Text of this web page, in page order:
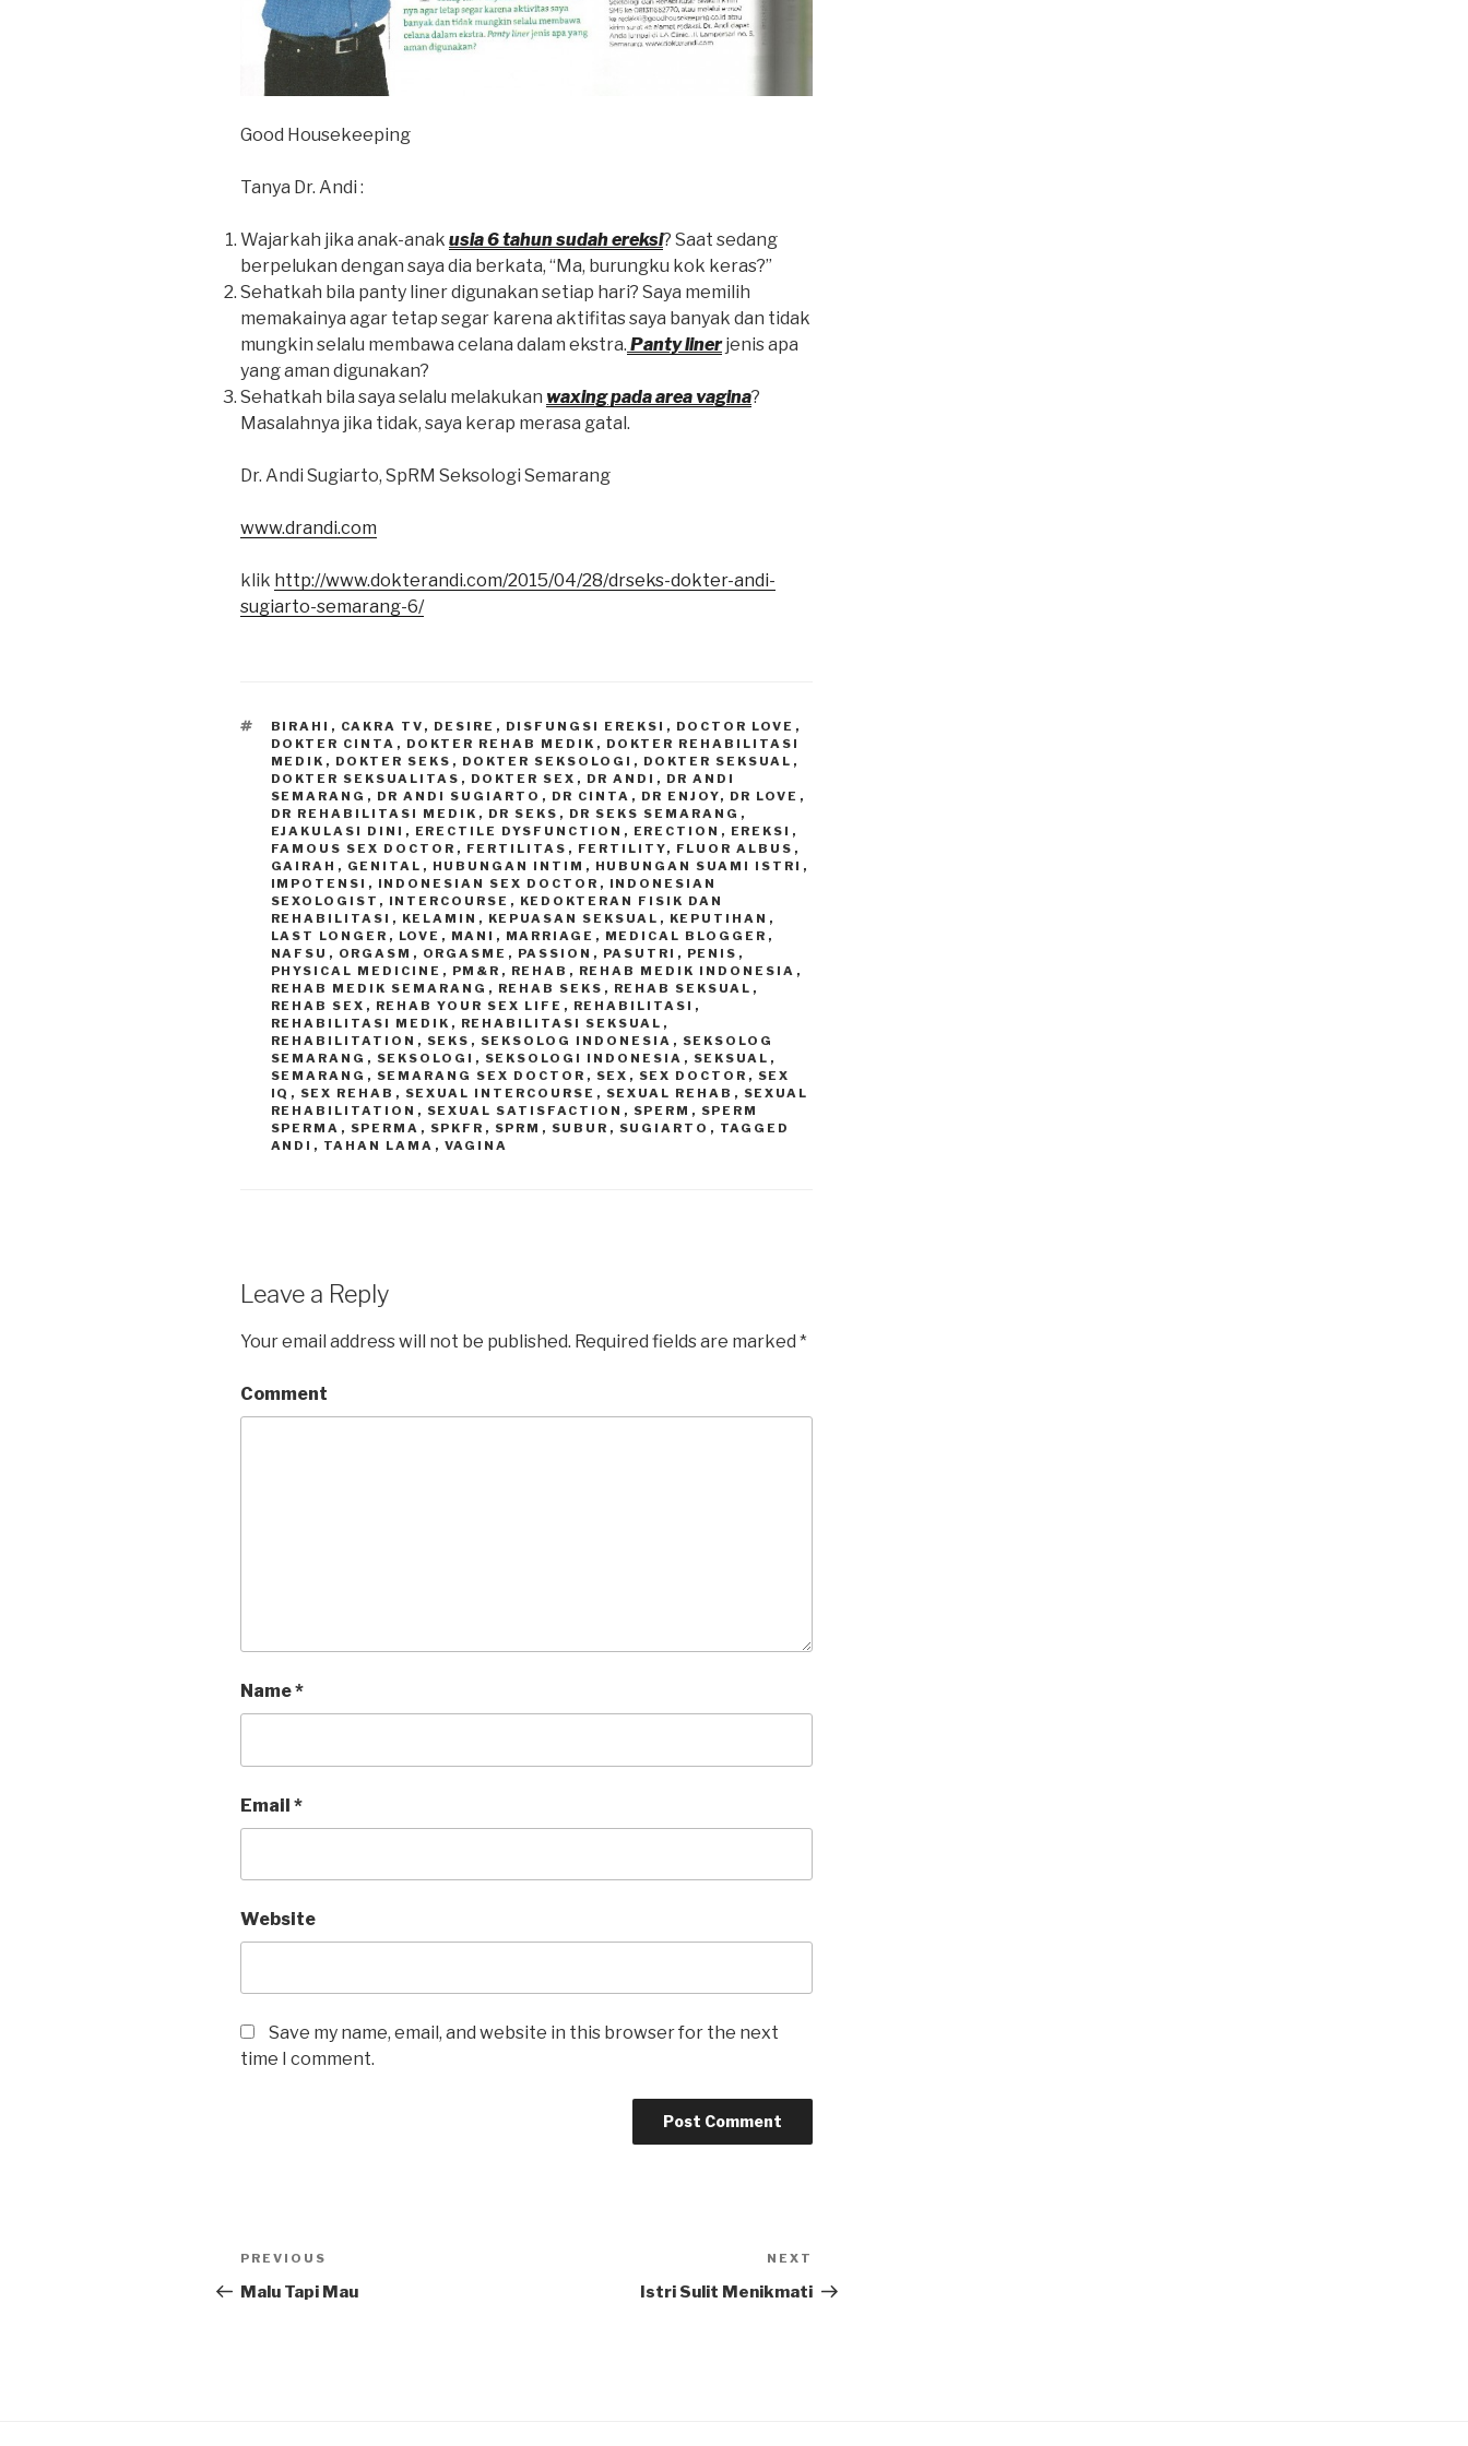
Good Housekeeping
Tanya Dr. Andi :
Wajarkah jika anak-anak usia 6 tahun sudah ereksi? Saat sedang
berpelukan dengan saya dia berkata, “Ma, burungku kok keras?”
Sehatkah bila panty liner digunakan setiap hari? Saya memilih
memakainya agar tetap segar karena aktifitas saya banyak dan tidak
mungkin selalu membawa celana dalam ekstra. Panty linerjenis apa
yang aman digunakan?
Sehatkah bila saya selalu melakukan waxing pada area vagina?
Masalahnya jika tidak, saya kerap merasa gatal.
Dr. Andi Sugiarto, SpRM Seksologi Semarang
www.drandi.com
klik http://www.dokterandi.com/2015/04/28/drseks-dokter-andi-
sugiarto-semarang-6/
TAGS
BIRAHI , CAKRA TV , DESIRE , DISFUNGSI EREKSI , DOCTOR LOVE ,
DOKTER CINTA , DOKTER REHAB MEDIK , DOKTER REHABILITASI
MEDIK , DOKTER SEKS , DOKTER SEKSOLOGI , DOKTER SEKSUAL ,
DOKTER SEKSUALITAS , DOKTER SEX , DR ANDI , DR ANDI
SEMARANG , DR ANDI SUGIARTO , DR CINTA , DR ENJOY, DR LOVE ,
DR REHABILITASI MEDIK , DR SEKS , DR SEKS SEMARANG ,
EJAKULASI DINI , ERECTILE DYSFUNCTION , ERECTION , EREKSI ,
FAMOUS SEX DOCTOR , FERTILITAS , FERTILITY, FLUOR ALBUS ,
GAIRAH , GENITAL , HUBUNGAN INTIM , HUBUNGAN SUAMI ISTRI ,
IMPOTENSI , INDONESIAN SEX DOCTOR , INDONESIAN
SEXOLOGIST , INTERCOURSE , KEDOKTERAN FISIK DAN
REHABILITASI , KELAMIN , KEPUASAN SEKSUAL , KEPUTIHAN ,
LAST LONGER , LOVE , MANI , MARRIAGE , MEDICAL BLOGGER ,
NAFSU , ORGASM , ORGASME , PASSION , PASUTRI , PENIS ,
PHYSICAL MEDICINE , PM&R , REHAB , REHAB MEDIK INDONESIA ,
REHAB MEDIK SEMARANG , REHAB SEKS , REHAB SEKSUAL ,
REHAB SEX , REHAB YOUR SEX LIFE , REHABILITASI ,
REHABILITASI MEDIK , REHABILITASI SEKSUAL ,
REHABILITATION , SEKS , SEKSOLOG INDONESIA , SEKSOLOG
SEMARANG , SEKSOLOGI , SEKSOLOGI INDONESIA , SEKSUAL ,
SEMARANG , SEMARANG SEX DOCTOR , SEX , SEX DOCTOR , SEX
IQ , SEX REHAB , SEXUAL INTERCOURSE , SEXUAL REHAB , SEXUAL
REHABILITATION , SEXUAL SATISFACTION , SPERM , SPERM
SPERMA , SPERMA , SPKFR , SPRM , SUBUR , SUGIARTO , TAGGED
ANDI , TAHAN LAMA , VAGINA
Leave a Reply
Your email address will not be published. Required fields are marked *
Comment
Name*
Email *
Website
Save my name, email, and website in this browser for the next
time I comment.
Post
navigation
Previous
Post
PREVIOUS
Malu Tapi Mau
Post
NEXT
Istri Sulit Menikmati